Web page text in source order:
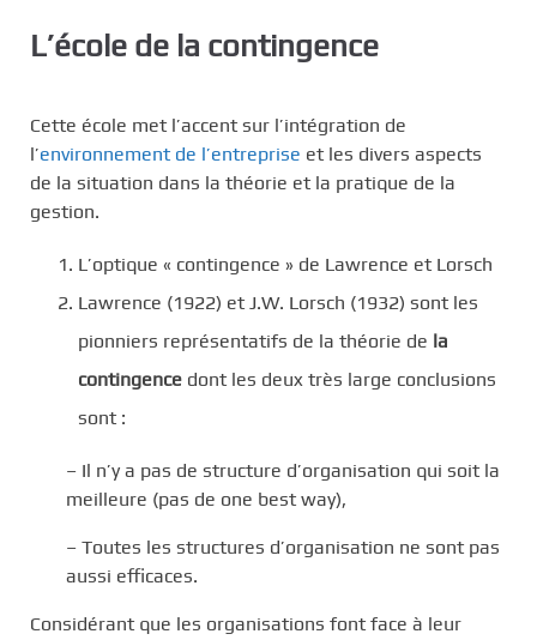
L’école de la contingence
Cette école met l’accent sur l’intégration de
l’environnement de l’entreprise et les divers aspects
de la situation dans la théorie et la pratique de la
gestion.
L’optique « contingence » de Lawrence et Lorsch
Lawrence (1922) et J.W. Lorsch (1932) sont les
pionniers représentatifs de la théorie de la
contingence dont les deux très large conclusions
sont :
– Il n’y a pas de structure d’organisation qui soit la
meilleure (pas de one best way),
– Toutes les structures d’organisation ne sont pas
aussi efficaces.
Considérant que les organisations font face à leur